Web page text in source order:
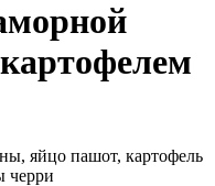
яйцо пашот, картофель
черри